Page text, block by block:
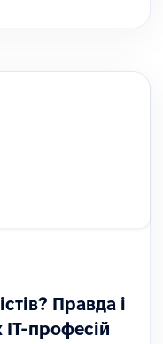
Правда і
професій